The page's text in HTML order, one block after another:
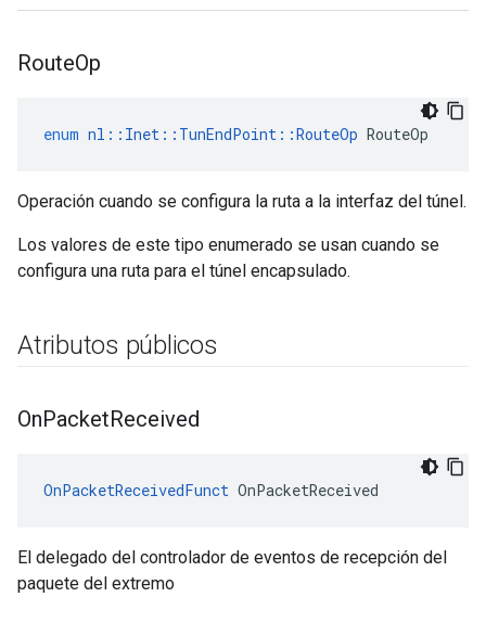
RouteOp
enum nl :: Inet :: TunEndPoint ::RouteOp RouteOp
Operación cuando se configura la ruta a la interfaz del túnel.
Los valores de este tipo enumerado se usan cuando se
configura una ruta para el túnel encapsulado.
Atributos públicos
OnPacketReceived
OnPacketReceivedFunct OnPacketReceived
El delegado del controlador de eventos de recepción del
paquete del extremo